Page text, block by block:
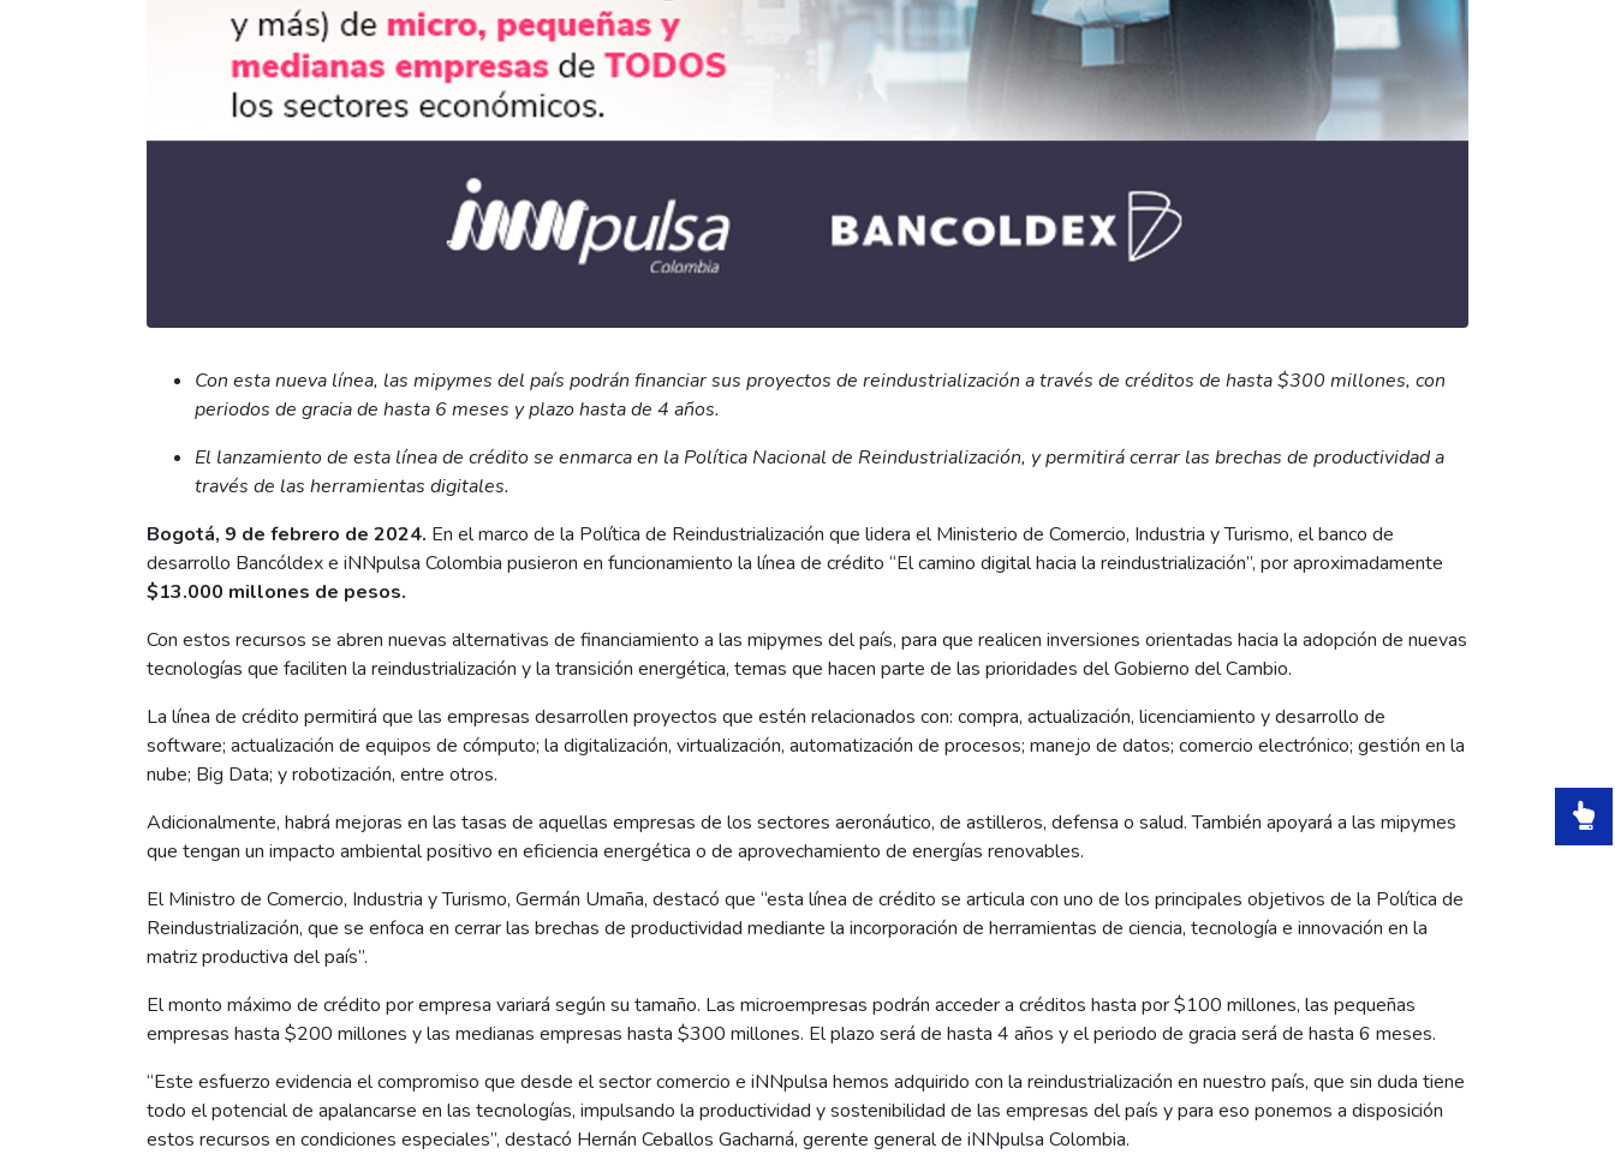
Con esta nueva línea, las mipymes del país podrán financiar sus proyectos de reindustrialización a través de créditos de hasta $300 millones, con
periodos de gracia de hasta 6 meses y plazo hasta de 4 años.
El lanzamiento de esta línea de crédito se enmarca en la Política Nacional de Reindustrialización, y permitirá cerrar las brechas de productividad a
través de las herramientas digitales.
Bogotá, 9 de febrero de 2024. En el marco de la Política de Reindustrialización que lidera el Ministerio de Comercio, Industria y Turismo, el banco de
desarrollo Bancóldex e iNNpulsa Colombia pusieron en funcionamiento la línea de crédito “El camino digital hacia la reindustrialización”, por aproximadamente
$13.000 millones de pesos.
Con estos recursos se abren nuevas alternativas de financiamiento a las mipymes del país, para que realicen inversiones orientadas hacia la adopción de nuevas
tecnologías que faciliten la reindustrialización y la transición energética, temas que hacen parte de las prioridades del Gobierno del Cambio.
La línea de crédito permitirá que las empresas desarrollen proyectos que estén relacionados con: compra, actualización, licenciamiento y desarrollo de
software; actualización de equipos de cómputo; la digitalización, virtualización, automatización de procesos; manejo de datos; comercio electrónico; gestión en la
nube; Big Data; y robotización, entre otros.
Adicionalmente, habrá mejoras en las tasas de aquellas empresas de los sectores aeronáutico, de astilleros, defensa o salud. También apoyará a las mipymes
que tengan un impacto ambiental positivo en eficiencia energética o de aprovechamiento de energías renovables.
El Ministro de Comercio, Industria y Turismo, Germán Umaña, destacó que “esta línea de crédito se articula con uno de los principales objetivos de la Política de
Reindustrialización, que se enfoca en cerrar las brechas de productividad mediante la incorporación de herramientas de ciencia, tecnología e innovación en la
matriz productiva del país”.
El monto máximo de crédito por empresa variará según su tamaño. Las microempresas podrán acceder a créditos hasta por $100 millones, las pequeñas
empresas hasta $200 millones y las medianas empresas hasta $300 millones. El plazo será de hasta 4 años y el periodo de gracia será de hasta 6 meses.
“Este esfuerzo evidencia el compromiso que desde el sector comercio e iNNpulsa hemos adquirido con la reindustrialización en nuestro país, que sin duda tiene
todo el potencial de apalancarse en las tecnologías, impulsando la productividad y sostenibilidad de las empresas del país y para eso ponemos a disposición
estos recursos en condiciones especiales”, destacó Hernán Ceballos Gacharná, gerente general de iNNpulsa Colombia.